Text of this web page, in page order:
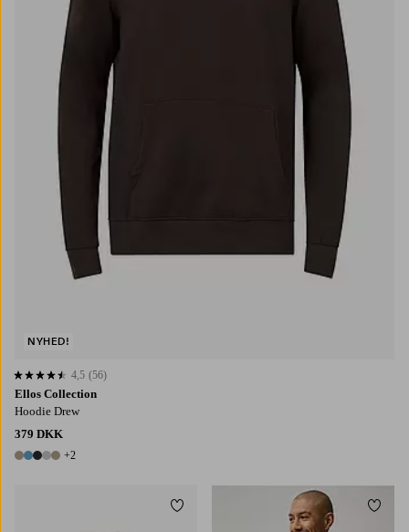
Ellos Collection
Hoodie Drew
379 DKK
7 farver
+2
4,5 baseret på 56 bedømmelser
4,5 (56)
NYHED!
Tilføj til favoritter